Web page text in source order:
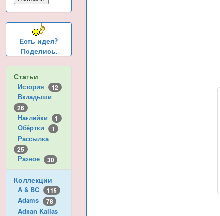
Есть идея?
Поделись.
Статьи
История 12
Вкладыши
26
Наклейки 1
Обёртки 1
Рассылка
25
Разное 30
Коллекции
A & BC 115
Adams 78
Adnan Kallas